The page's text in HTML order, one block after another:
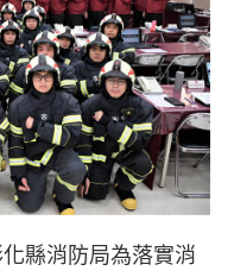
縣消防局為落實消